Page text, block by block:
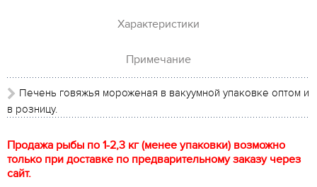
Характеристики
Примечание
Печень говяжья мороженая в вакуумной упаковке оптом и
в розницу.
Продажа рыбы по 1-2,3 кг (менее упаковки) возможно
только при доставке по предварительному заказу через
сайт.